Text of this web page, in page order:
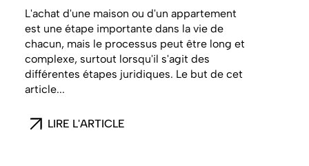
L'achat d'une maison ou d'un appartement
est une étape importante dans la vie de
chacun, mais le processus peut être long et
complexe, surtout lorsqu'il s'agit des
différentes étapes juridiques. Le but de cet
article...
LIRE L'ARTICLE